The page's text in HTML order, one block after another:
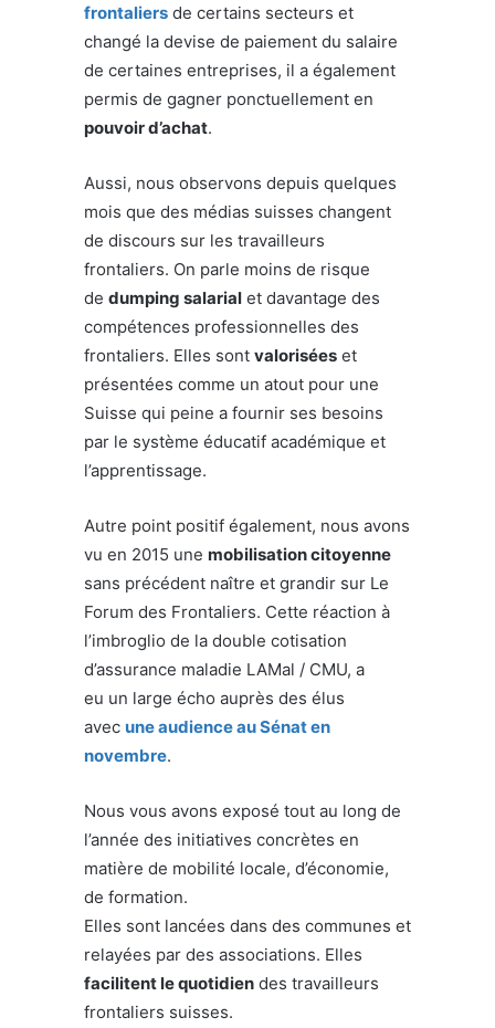
frontaliers de certains secteurs et
changé la devise de paiement du salaire
de certaines entreprises, il a également
permis de gagner ponctuellement en
pouvoir d’achat.
Aussi, nous observons depuis quelques
mois que des médias suisses changent
de discours sur les travailleurs
frontaliers. On parle moins de risque
de dumping salarial et davantage des
compétences professionnelles des
frontaliers. Elles sont valorisées et
présentées comme un atout pour une
Suisse qui peine a fournir ses besoins
par le système éducatif académique et
l’apprentissage.
Autre point positif également, nous avons
vu en 2015 une mobilisation citoyenne
sans précédent naître et grandir sur Le
Forum des Frontaliers. Cette réaction à
l’imbroglio de la double cotisation
d’assurance maladie LAMal / CMU, a
eu un large écho auprès des élus
avec une audience au Sénat en
novembre.
Nous vous avons exposé tout au long de
l’année des initiatives concrètes en
matière de mobilité locale, d’économie,
de formation.
Elles sont lancées dans des communes et
relayées par des associations. Elles
facilitent le quotidien des travailleurs
frontaliers suisses.